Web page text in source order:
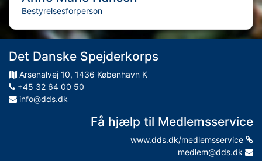
Bestyrelsesforperson
Det Danske Spejderkorps
Arsenalvej 10, 1436 København K
+45 32 64 00 50
info@dds.dk
Få hjælp til Medlemsservice
www.dds.dk/medlemsservice
medlem@dds.dk